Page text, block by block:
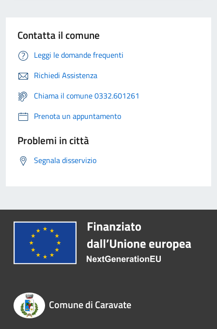
Contatta il comune
Leggi le domande frequenti
Richiedi Assistenza
Chiama il comune 0332.601261
Prenota un appuntamento
Problemi in città
Segnala disservizio
Comune di Caravate